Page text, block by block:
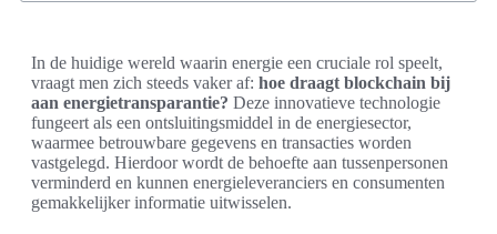
In de huidige wereld waarin energie een cruciale rol speelt,
vraagt men zich steeds vaker af: hoe draagt blockchain bij
aan energietransparantie? Deze innovatieve technologie
fungeert als een ontsluitingsmiddel in de energiesector,
waarmee betrouwbare gegevens en transacties worden
vastgelegd. Hierdoor wordt de behoefte aan tussenpersonen
verminderd en kunnen energieleveranciers en consumenten
gemakkelijker informatie uitwisselen.